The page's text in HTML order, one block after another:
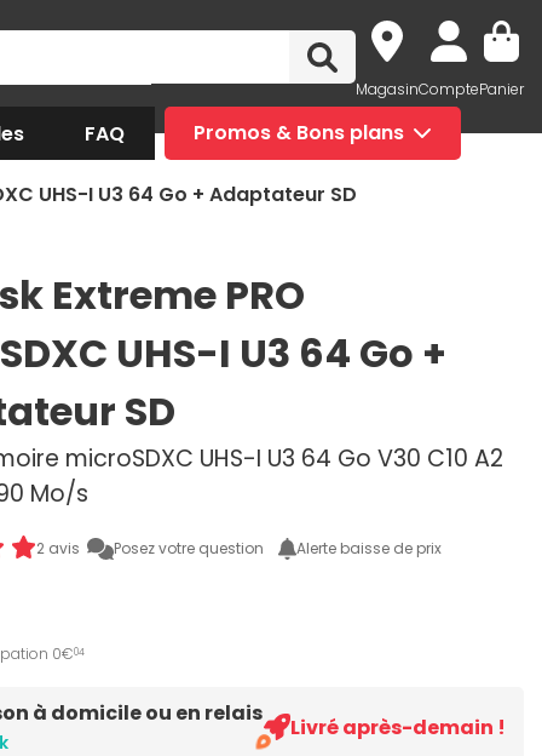
MagasinComptePanier
FAQ Promos & Bons plans
UHS-I U3 64 Go + Adaptateur SD
Extreme PRO
UHS-I U3 64 Go +
SD
microSDXC UHS-I U3 64 Go V30 C10 A2
Mo/s
2 avis Posez votre question Alerte baisse de prix
0€04
à domicile ou en relais
Livré après-demain !